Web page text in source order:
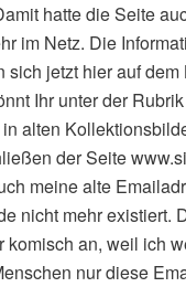
hatte die Seite
im Netz. Die
sich jetzt hier auf dem
Ihr unter der
alten
der Seite
meine alte
nicht mehr existiert.
komisch an, weil ich
nur diese